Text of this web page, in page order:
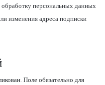
персональных данных
изменения адреса подписки
Поле обязательно для